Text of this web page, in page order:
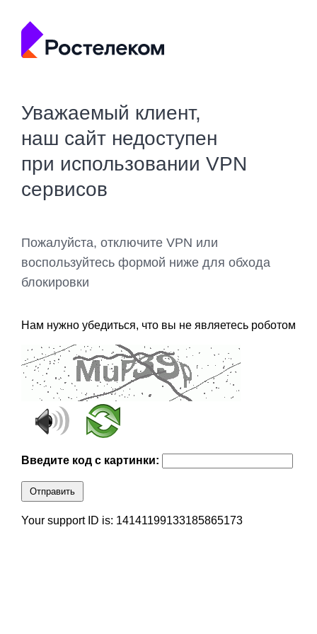
Уважаемый клиент,
наш сайт недоступен
при использовании VPN
сервисов
Пожалуйста, отключите VPN или
воспользуйтесь формой ниже для обхода
блокировки
Нам нужно убедиться, что вы не являетесь роботом
Введите код с картинки:
Отправить
Your support ID is: 14141199133185865173